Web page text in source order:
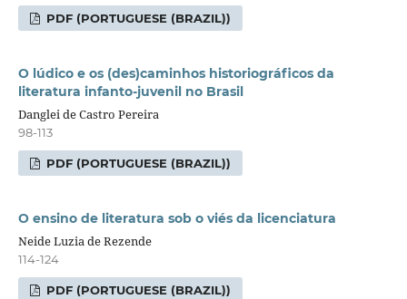
PDF (PORTUGUESE (BRAZIL))
O lúdico e os (des)caminhos historiográficos da
literatura infanto-juvenil no Brasil
Danglei de Castro Pereira
98-113
PDF (PORTUGUESE (BRAZIL))
O ensino de literatura sob o viés da licenciatura
Neide Luzia de Rezende
114-124
PDF (PORTUGUESE (BRAZIL))